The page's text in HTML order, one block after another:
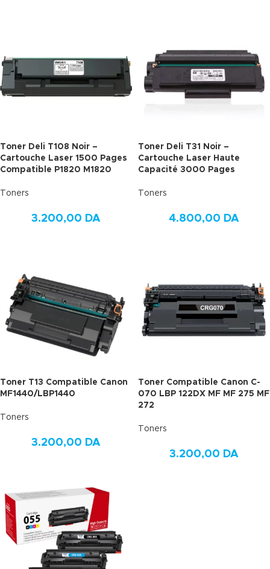
Toner Deli T108 Noir –
Cartouche Laser 1500 Pages
Compatible P1820 M1820
Toners
3.200,00 DA
Toner Deli T31 Noir –
Cartouche Laser Haute
Capacité 3000 Pages
Toners
4.800,00 DA
Toner T13 Compatible Canon
MF1440/LBP1440
Toners
3.200,00 DA
Toner Compatible Canon C-
070 LBP 122DX MF MF 275 MF
272
Toners
3.200,00 DA